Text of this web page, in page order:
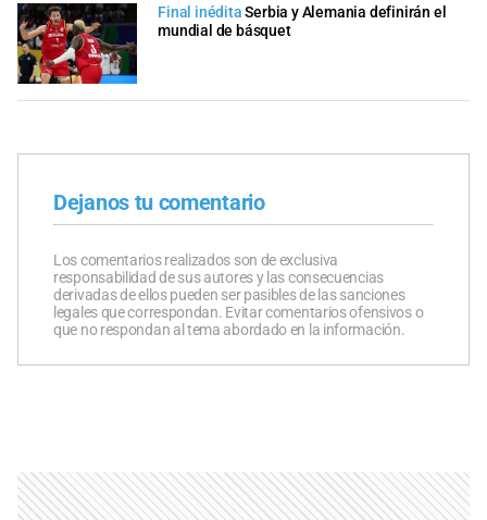
Final inédita Serbia y Alemania definirán el
mundial de básquet
Dejanos tu comentario
Los comentarios realizados son de exclusiva
responsabilidad de sus autores y las consecuencias
derivadas de ellos pueden ser pasibles de las sanciones
legales que correspondan. Evitar comentarios ofensivos o
que no respondan al tema abordado en la información.